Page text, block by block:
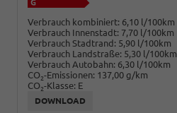
Verbrauch kombiniert: 6,10 l/100km
Verbrauch Innenstadt: 7,70 l/100km
Verbrauch Stadtrand: 5,90 l/100km
Verbrauch Landstraße: 5,30 l/100km
Verbrauch Autobahn: 6,30 l/100km
CO2-Emissionen: 137,00 g/km
CO2-Klasse: E
DOWNLOAD